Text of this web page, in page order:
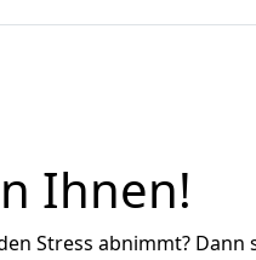
Ihnen!
Stress abnimmt? Dann